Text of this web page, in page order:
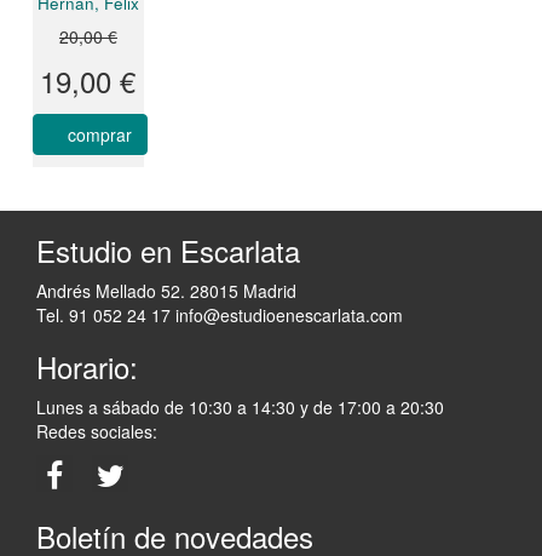
20,00 €
19,00 €
comprar
Estudio en Escarlata
Andrés Mellado 52. 28015 Madrid
Tel. 91 052 24 17 info@estudioenescarlata.com
Horario:
Lunes a sábado de 10:30 a 14:30 y de 17:00 a 20:30
Redes sociales:
Boletín de novedades